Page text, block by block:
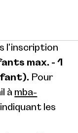
l'inscription
max. - 1
Pour
à mba-
les